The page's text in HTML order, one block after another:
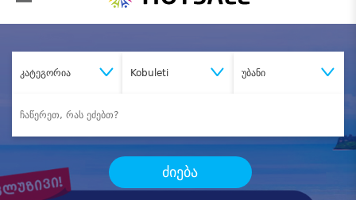
კატეგორია Kobuleti უბანი
ძიება